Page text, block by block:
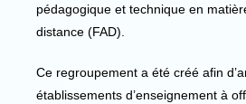
pédagogique et technique en
distance (FAD).
Ce regroupement a été créé afin
établissements d’enseignement à